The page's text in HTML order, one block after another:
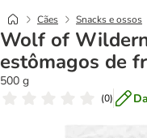
Cães Snacks e ossos
Wolf of
estômagos de
500 g
(0)